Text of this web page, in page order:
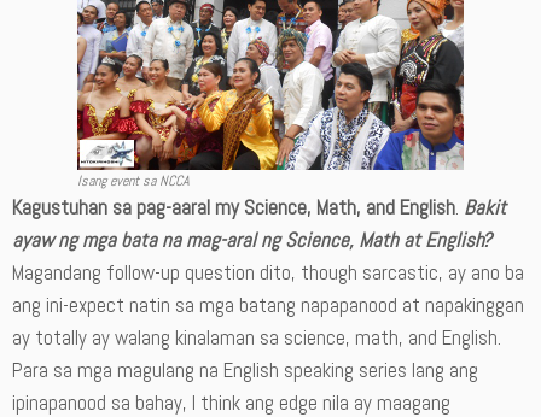
Isang event sa NCCA
Kagustuhan sa pag-aaral my Science, Math, and English. Bakit
ayaw ng mga bata na mag-aral ng Science, Math at English?
Magandang follow-up question dito, though sarcastic, ay ano ba
ang ini-expect natin sa mga batang napapanood at napakinggan
ay totally ay walang kinalaman sa science, math, and English.
Para sa mga magulang na English speaking series lang ang
ipinapanood sa bahay, I think ang edge nila ay maagang